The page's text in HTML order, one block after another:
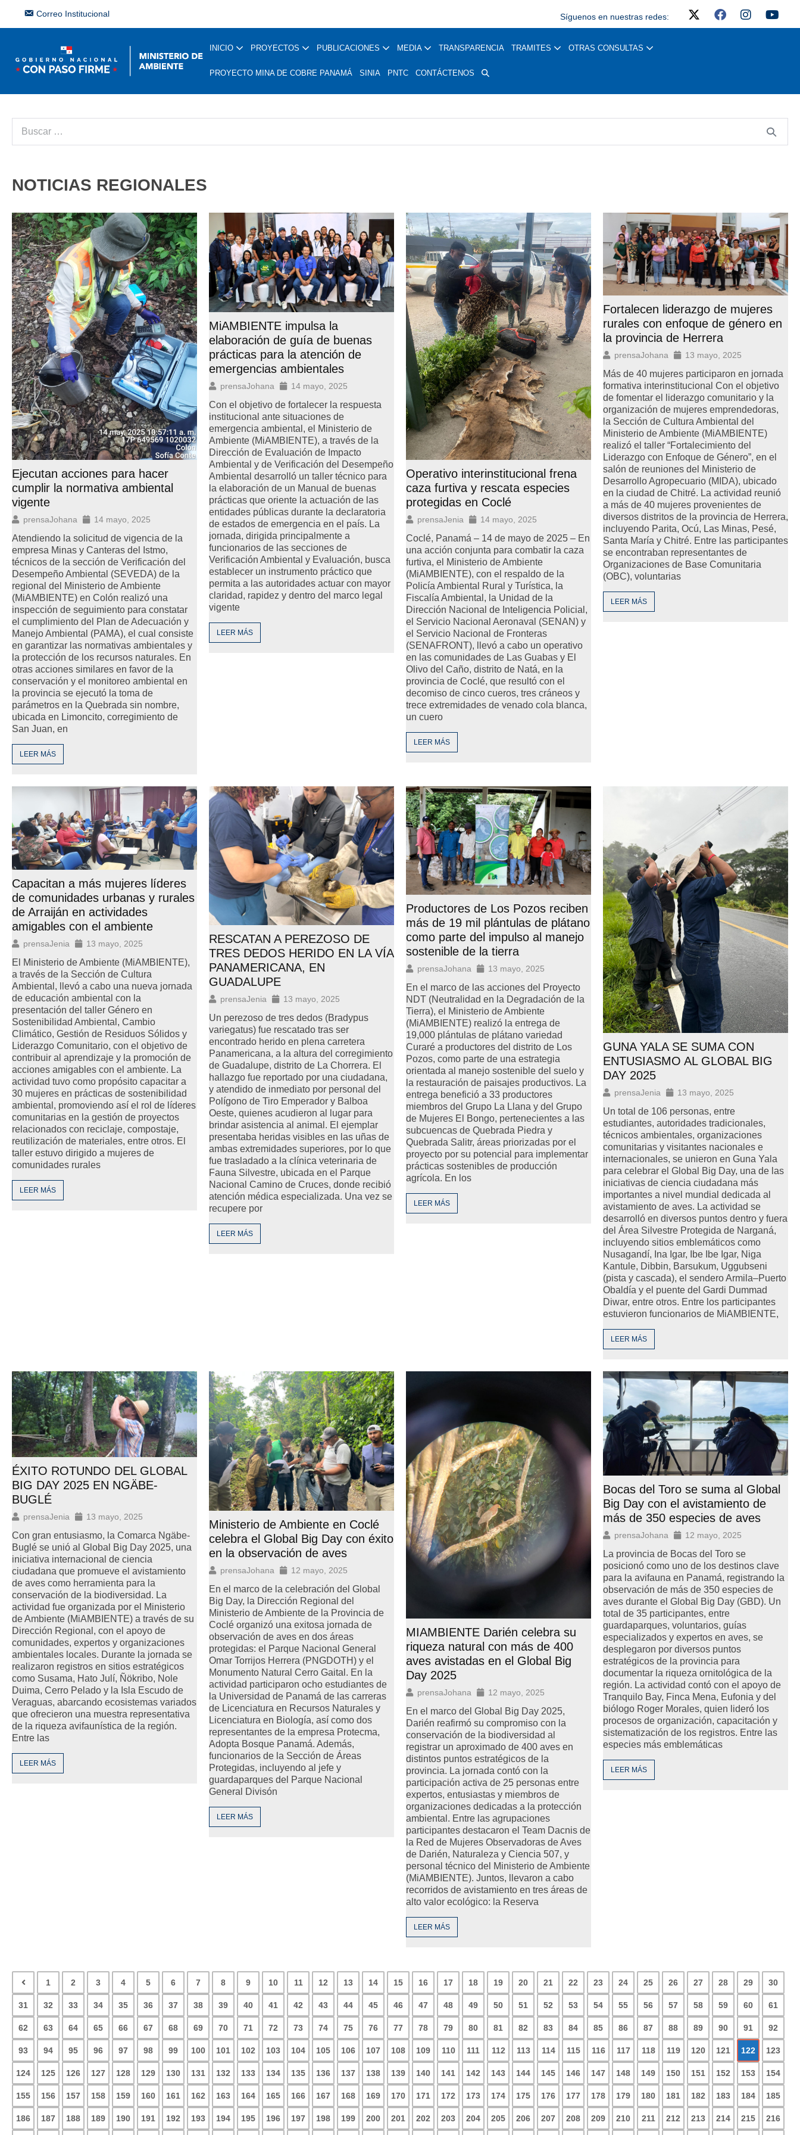
Correo Institucional Síguenos en nuestras redes:
INICIO PROYECTOS PUBLICACIONES MEDIA TRANSPARENCIA TRAMITES OTRAS CONSULTAS
PROYECTO MINA DE COBRE PANAMÁ SINIA PNTC CONTÁCTENOS
NOTICIAS REGIONALES
Ejecutan acciones para hacer
cumplir la normativa ambiental
vigente
prensaJohana 14 mayo, 2025
Atendiendo la solicitud de vigencia de la
empresa Minas y Canteras del Istmo,
técnicos de la sección de Verificación del
Desempeño Ambiental (SEVEDA) de la
regional del Ministerio de Ambiente
(MiAMBIENTE) en Colón realizó una
inspección de seguimiento para constatar
el cumplimiento del Plan de Adecuación y
Manejo Ambiental (PAMA), el cual consiste
en garantizar las normativas ambientales y
la protección de los recursos naturales. En
otras acciones similares en favor de la
conservación y el monitoreo ambiental en
la provincia se ejecutó la toma de
parámetros en la Quebrada sin nombre,
ubicada en Limoncito, corregimiento de
San Juan, en
LEER MÁS
MiAMBIENTE impulsa la
elaboración de guía de buenas
prácticas para la atención de
emergencias ambientales
prensaJohana 14 mayo, 2025
Con el objetivo de fortalecer la respuesta
institucional ante situaciones de
emergencia ambiental, el Ministerio de
Ambiente (MiAMBIENTE), a través de la
Dirección de Evaluación de Impacto
Ambiental y de Verificación del Desempeño
Ambiental desarrolló un taller técnico para
la elaboración de un Manual de buenas
prácticas que oriente la actuación de las
entidades públicas durante la declaratoria
de estados de emergencia en el país. La
jornada, dirigida principalmente a
funcionarios de las secciones de
Verificación Ambiental y Evaluación, busca
establecer un instrumento práctico que
permita a las autoridades actuar con mayor
claridad, rapidez y dentro del marco legal
vigente
LEER MÁS
Operativo interinstitucional frena
caza furtiva y rescata especies
protegidas en Coclé
prensaJenia 14 mayo, 2025
Coclé, Panamá – 14 de mayo de 2025 – En
una acción conjunta para combatir la caza
furtiva, el Ministerio de Ambiente
(MiAMBIENTE), con el respaldo de la
Policía Ambiental Rural y Turística, la
Fiscalía Ambiental, la Unidad de la
Dirección Nacional de Inteligencia Policial,
el Servicio Nacional Aeronaval (SENAN) y
el Servicio Nacional de Fronteras
(SENAFRONT), llevó a cabo un operativo
en las comunidades de Las Guabas y El
Olivo del Caño, distrito de Natá, en la
provincia de Coclé, que resultó con el
decomiso de cinco cueros, tres cráneos y
trece extremidades de venado cola blanca,
un cuero
LEER MÁS
Fortalecen liderazgo de mujeres
rurales con enfoque de género en
la provincia de Herrera
prensaJohana 13 mayo, 2025
Más de 40 mujeres participaron en jornada
formativa interinstitucional Con el objetivo
de fomentar el liderazgo comunitario y la
organización de mujeres emprendedoras,
la Sección de Cultura Ambiental del
Ministerio de Ambiente (MiAMBIENTE)
realizó el taller “Fortalecimiento del
Liderazgo con Enfoque de Género”, en el
salón de reuniones del Ministerio de
Desarrollo Agropecuario (MIDA), ubicado
en la ciudad de Chitré. La actividad reunió
a más de 40 mujeres provenientes de
diversos distritos de la provincia de Herrera,
incluyendo Parita, Ocú, Las Minas, Pesé,
Santa María y Chitré. Entre las participantes
se encontraban representantes de
Organizaciones de Base Comunitaria
(OBC), voluntarias
LEER MÁS
Capacitan a más mujeres líderes
de comunidades urbanas y rurales
de Arraiján en actividades
amigables con el ambiente
prensaJenia 13 mayo, 2025
El Ministerio de Ambiente (MiAMBIENTE),
a través de la Sección de Cultura
Ambiental, llevó a cabo una nueva jornada
de educación ambiental con la
presentación del taller Género en
Sostenibilidad Ambiental, Cambio
Climático, Gestión de Residuos Sólidos y
Liderazgo Comunitario, con el objetivo de
contribuir al aprendizaje y la promoción de
acciones amigables con el ambiente. La
actividad tuvo como propósito capacitar a
30 mujeres en prácticas de sostenibilidad
ambiental, promoviendo así el rol de líderes
comunitarias en la gestión de proyectos
relacionados con reciclaje, compostaje,
reutilización de materiales, entre otros. El
taller estuvo dirigido a mujeres de
comunidades rurales
LEER MÁS
RESCATAN A PEREZOSO DE
TRES DEDOS HERIDO EN LA VÍA
PANAMERICANA, EN
GUADALUPE
prensaJenia 13 mayo, 2025
Un perezoso de tres dedos (Bradypus
variegatus) fue rescatado tras ser
encontrado herido en plena carretera
Panamericana, a la altura del corregimiento
de Guadalupe, distrito de La Chorrera. El
hallazgo fue reportado por una ciudadana,
y atendido de inmediato por personal del
Polígono de Tiro Emperador y Balboa
Oeste, quienes acudieron al lugar para
brindar asistencia al animal. El ejemplar
presentaba heridas visibles en las uñas de
ambas extremidades superiores, por lo que
fue trasladado a la clínica veterinaria de
Fauna Silvestre, ubicada en el Parque
Nacional Camino de Cruces, donde recibió
atención médica especializada. Una vez se
recupere por
LEER MÁS
Productores de Los Pozos reciben
más de 19 mil plántulas de plátano
como parte del impulso al manejo
sostenible de la tierra
prensaJohana 13 mayo, 2025
En el marco de las acciones del Proyecto
NDT (Neutralidad en la Degradación de la
Tierra), el Ministerio de Ambiente
(MiAMBIENTE) realizó la entrega de
19,000 plántulas de plátano variedad
Curaré a productores del distrito de Los
Pozos, como parte de una estrategia
orientada al manejo sostenible del suelo y
la restauración de paisajes productivos. La
entrega benefició a 33 productores
miembros del Grupo La Llana y del Grupo
de Mujeres El Bongo, pertenecientes a las
subcuencas de Quebrada Piedra y
Quebrada Salitr, áreas priorizadas por el
proyecto por su potencial para implementar
prácticas sostenibles de producción
agrícola. En los
LEER MÁS
GUNA YALA SE SUMA CON
ENTUSIASMO AL GLOBAL BIG
DAY 2025
prensaJenia 13 mayo, 2025
Un total de 106 personas, entre
estudiantes, autoridades tradicionales,
técnicos ambientales, organizaciones
comunitarias y visitantes nacionales e
internacionales, se unieron en Guna Yala
para celebrar el Global Big Day, una de las
iniciativas de ciencia ciudadana más
importantes a nivel mundial dedicada al
avistamiento de aves. La actividad se
desarrolló en diversos puntos dentro y fuera
del Área Silvestre Protegida de Narganá,
incluyendo sitios emblemáticos como
Nusagandí, Ina Igar, Ibe Ibe Igar, Niga
Kantule, Dibbin, Barsukum, Uggubseni
(pista y cascada), el sendero Armila–Puerto
Obaldía y el puente del Gardi Dummad
Diwar, entre otros. Entre los participantes
estuvieron funcionarios de MiAMBIENTE,
LEER MÁS
ÉXITO ROTUNDO DEL GLOBAL
BIG DAY 2025 EN NGÄBE-
BUGLÉ
prensaJenia 13 mayo, 2025
Con gran entusiasmo, la Comarca Ngäbe-
Buglé se unió al Global Big Day 2025, una
iniciativa internacional de ciencia
ciudadana que promueve el avistamiento
de aves como herramienta para la
conservación de la biodiversidad. La
actividad fue organizada por el Ministerio
de Ambiente (MiAMBIENTE) a través de su
Dirección Regional, con el apoyo de
comunidades, expertos y organizaciones
ambientales locales. Durante la jornada se
realizaron registros en sitios estratégicos
como Susama, Hato Julí, Ñökribo, Nole
Duima, Cerro Pelado y la Isla Escudo de
Veraguas, abarcando ecosistemas variados
que ofrecieron una muestra representativa
de la riqueza avifaunística de la región.
Entre las
LEER MÁS
Ministerio de Ambiente en Coclé
celebra el Global Big Day con éxito
en la observación de aves
prensaJohana 12 mayo, 2025
En el marco de la celebración del Global
Big Day, la Dirección Regional del
Ministerio de Ambiente de la Provincia de
Coclé organizó una exitosa jornada de
observación de aves en dos áreas
protegidas: el Parque Nacional General
Omar Torrijos Herrera (PNGDOTH) y el
Monumento Natural Cerro Gaital. En la
actividad participaron ocho estudiantes de
la Universidad de Panamá de las carreras
de Licenciatura en Recursos Naturales y
Licenciatura en Biología, así como dos
representantes de la empresa Protecma,
Adopta Bosque Panamá. Además,
funcionarios de la Sección de Áreas
Protegidas, incluyendo al jefe y
guardaparques del Parque Nacional
General Divisón
LEER MÁS
MIAMBIENTE Darién celebra su
riqueza natural con más de 400
aves avistadas en el Global Big
Day 2025
prensaJohana 12 mayo, 2025
En el marco del Global Big Day 2025,
Darién reafirmó su compromiso con la
conservación de la biodiversidad al
registrar un aproximado de 400 aves en
distintos puntos estratégicos de la
provincia. La jornada contó con la
participación activa de 25 personas entre
expertos, entusiastas y miembros de
organizaciones dedicadas a la protección
ambiental. Entre las agrupaciones
participantes destacaron el Team Dacnis de
la Red de Mujeres Observadoras de Aves
de Darién, Naturaleza y Ciencia 507, y
personal técnico del Ministerio de Ambiente
(MiAMBIENTE). Juntos, llevaron a cabo
recorridos de avistamiento en tres áreas de
alto valor ecológico: la Reserva
LEER MÁS
Bocas del Toro se suma al Global
Big Day con el avistamiento de
más de 350 especies de aves
prensaJohana 12 mayo, 2025
La provincia de Bocas del Toro se
posicionó como uno de los destinos clave
para la avifauna en Panamá, registrando la
observación de más de 350 especies de
aves durante el Global Big Day (GBD). Un
total de 35 participantes, entre
guardaparques, voluntarios, guías
especializados y expertos en aves, se
desplegaron por diversos puntos
estratégicos de la provincia para
documentar la riqueza ornitológica de la
región. La actividad contó con el apoyo de
Tranquilo Bay, Finca Mena, Eufonia y del
biólogo Roger Morales, quien lideró los
procesos de organización, capacitación y
sistematización de los registros. Entre las
especies más emblemáticas
LEER MÁS
1 2 3 4 5 6 7 8 9 10 11 12 13 14 15 16 17 18 19 20 21 22 23 24 25 26 27 28 29 30
31 32 33 34 35 36 37 38 39 40 41 42 43 44 45 46 47 48 49 50 51 52 53 54 55 56 57 58 59 60 61
62 63 64 65 66 67 68 69 70 71 72 73 74 75 76 77 78 79 80 81 82 83 84 85 86 87 88 89 90 91 92
93 94 95 96 97 98 99 100 101 102 103 104 105 106 107 108 109 110 111 112 113 114 115 116 117 118 119 120 121 122 123
124 125 126 127 128 129 130 131 132 133 134 135 136 137 138 139 140 141 142 143 144 145 146 147 148 149 150 151 152 153 154
155 156 157 158 159 160 161 162 163 164 165 166 167 168 169 170 171 172 173 174 175 176 177 178 179 180 181 182 183 184 185
186 187 188 189 190 191 192 193 194 195 196 197 198 199 200 201 202 203 204 205 206 207 208 209 210 211 212 213 214 215 216